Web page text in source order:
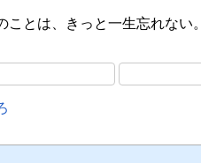
とは、きっと一生忘れない。